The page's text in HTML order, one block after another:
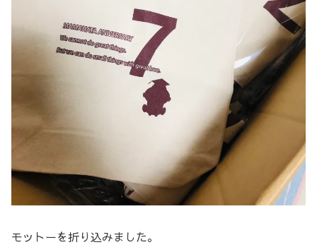
モットーを折り込みました。